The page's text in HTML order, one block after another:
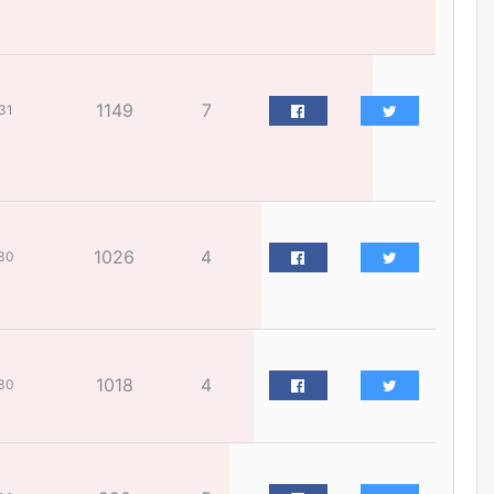
COP17 хурлын үеэр 5
дүүргийн 73 цэцэрлэг, 60
сургуульд зохицуулалт хийнэ
салбар тэг зогсолтод хүрсэн
“Барилгын хатуу хог хаягдал
дахин боловсруулах үйлдвэр”
хүртэлх 1.5 км урт авто зам
1149 7
1026 4
1018 4